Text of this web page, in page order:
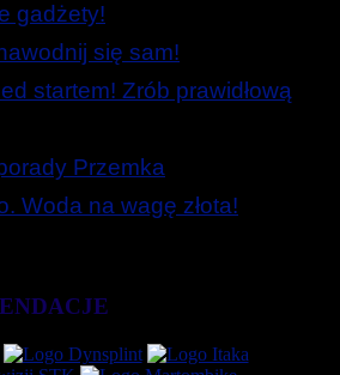
gadżety!
się sam!
startem! Zrób prawidłową
Przemka
Woda na wagę złota!